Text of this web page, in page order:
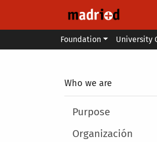
Main menu
Foundation University
Who we are
Main menu
Purpose
Organización